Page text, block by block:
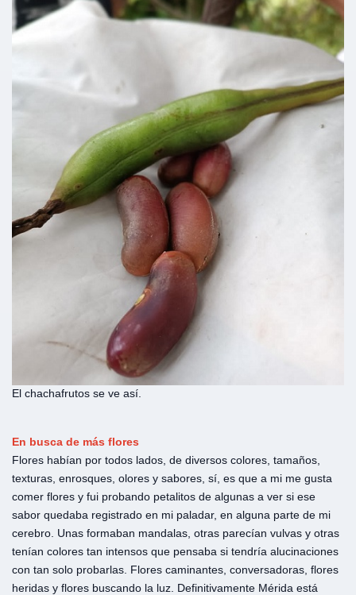
El chachafrutos se ve así.
En busca de más flores
Flores habían por todos lados, de diversos colores, tamaños,
texturas, enrosques, olores y sabores, sí, es que a mi me gusta
comer flores y fui probando petalitos de algunas a ver si ese
sabor quedaba registrado en mi paladar, en alguna parte de mi
cerebro. Unas formaban mandalas, otras parecían vulvas y otras
tenían colores tan intensos que pensaba si tendría alucinaciones
con tan solo probarlas. Flores caminantes, conversadoras, flores
heridas y flores buscando la luz. Definitivamente Mérida está